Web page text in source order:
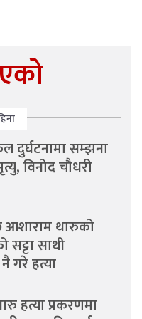
दुर्घटनामा सम्झना
विनोद चौधरी
आशाराम थारुको
सट्टा साथी
गरे हत्या
हत्या प्रकरणमा